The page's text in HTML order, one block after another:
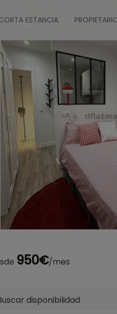
ESTANCIA
950€/mes
disponibilidad